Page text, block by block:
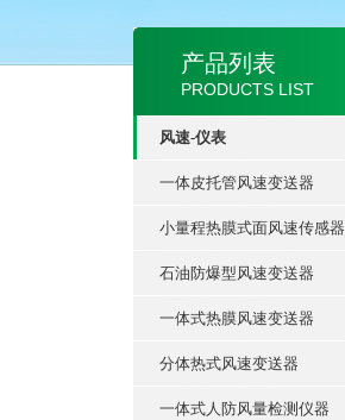
产品列表
PRODUCTS LIST
风速-仪表
一体皮托管风速变送器
小量程热膜式面风速传感器
石油防爆型风速变送器
一体式热膜风速变送器
分体热式风速变送器
一体式人防风量检测仪器